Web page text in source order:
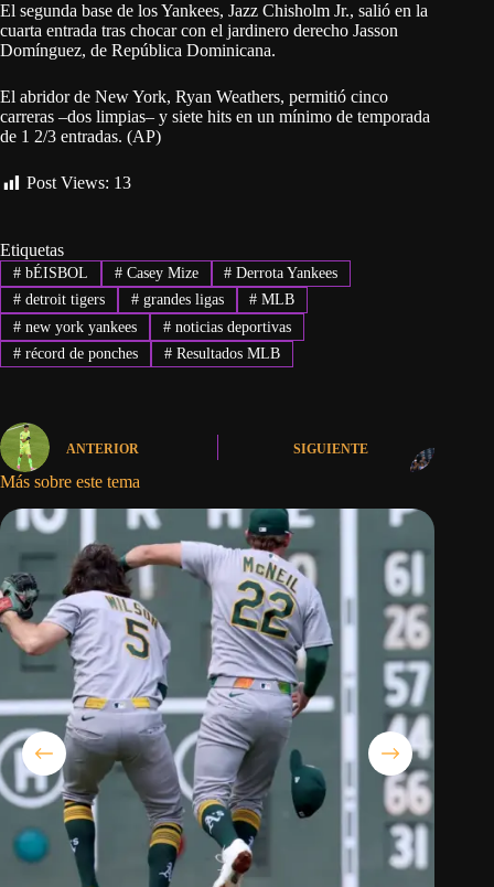
El segunda base de los Yankees, Jazz Chisholm Jr., salió en la
cuarta entrada tras chocar con el jardinero derecho Jasson
Domínguez, de República Dominicana.
El abridor de New York, Ryan Weathers, permitió cinco
carreras –dos limpias– y siete hits en un mínimo de temporada
de 1 2/3 entradas. (AP)
Post Views: 13
Etiquetas
#bÉISBOL #Casey Mize # Derrota Yankees
#detroit tigers #grandes ligas # MLB
#new york yankees #noticias deportivas
#récord de ponches #Resultados MLB
ANTERIOR SIGUIENTE
Más sobre este tema